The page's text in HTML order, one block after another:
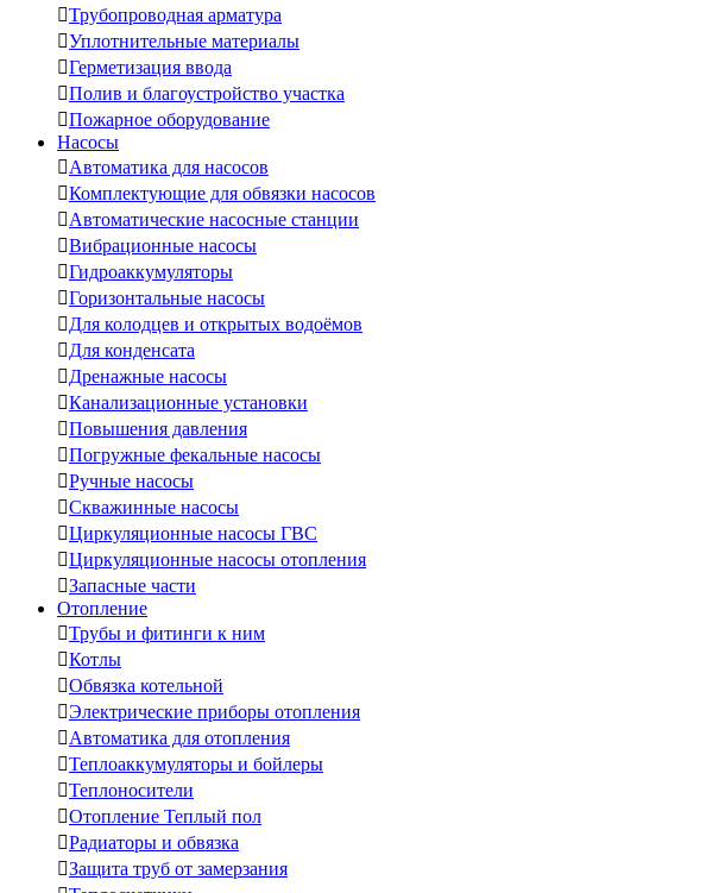
Трубопроводная арматура
Уплотнительные материалы
Герметизация ввода
Полив и благоустройство участка
Пожарное оборудование
Насосы
Автоматика для насосов
Комплектующие для обвязки насосов
Автоматические насосные станции
Вибрационные насосы
Гидроаккумуляторы
Горизонтальные насосы
Для колодцев и открытых водоёмов
Для конденсата
Дренажные насосы
Канализационные установки
Повышения давления
Погружные фекальные насосы
Ручные насосы
Скважинные насосы
Циркуляционные насосы ГВС
Циркуляционные насосы отопления
Запасные части
Отопление
Трубы и фитинги к ним
Котлы
Обвязка котельной
Электрические приборы отопления
Автоматика для отопления
Теплоаккумуляторы и бойлеры
Теплоносители
Отопление Теплый пол
Радиаторы и обвязка
Защита труб от замерзания